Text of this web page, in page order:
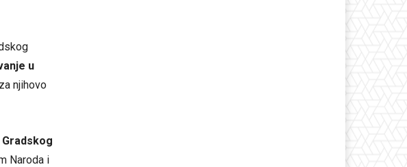
u
njihovo
Gradskog
Naroda i